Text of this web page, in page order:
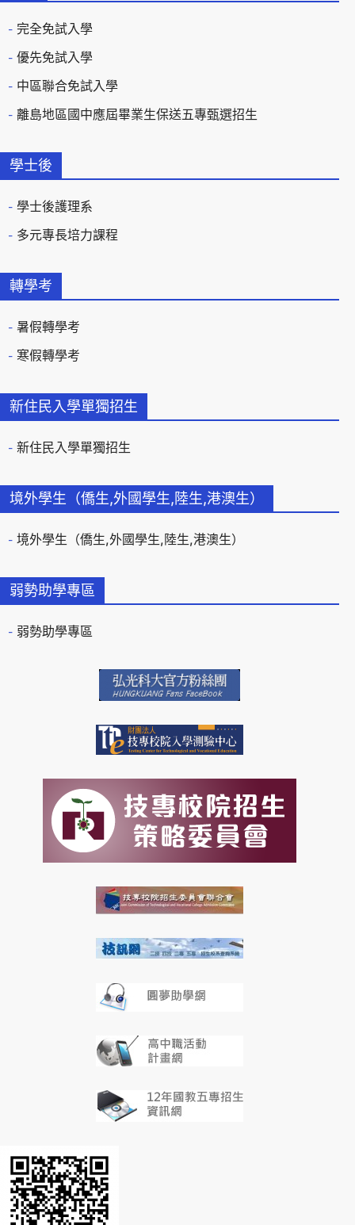
完全免試入學
優先免試入學
中區聯合免試入學
離島地區國中應屆畢業生保送五專甄選招生
學士後
學士後護理系
多元專長培力課程
轉學考
暑假轉學考
寒假轉學考
新住民入學單獨招生
新住民入學單獨招生
境外學生（僑生,外國學生,陸生,港澳生）
境外學生（僑生,外國學生,陸生,港澳生）
弱勢助學專區
弱勢助學專區